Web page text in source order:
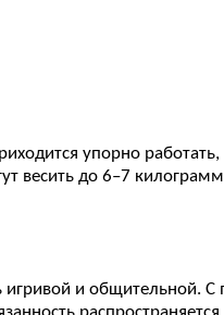
упорно
весить до 6–7
и общительной.